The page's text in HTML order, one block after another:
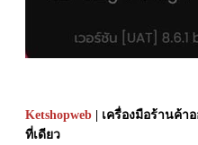
Ketshopweb | เครื่องมือร้านค้
ที่เดียว